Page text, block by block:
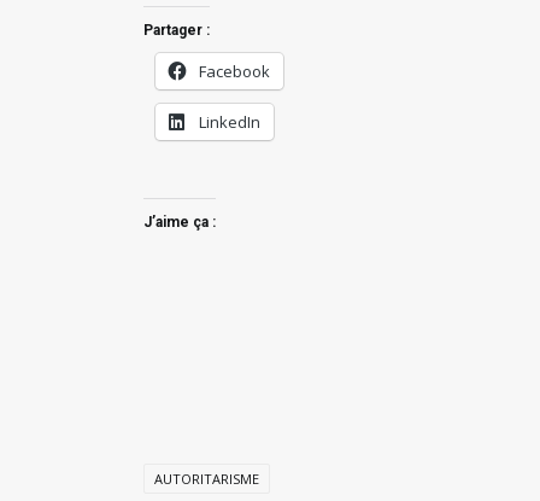
Partager :
Facebook
LinkedIn
J’aime ça :
AUTORITARISME